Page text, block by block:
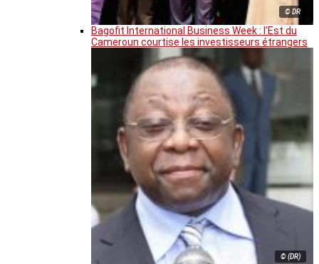
© DR
Bagofit International Business Week : l’Est du
Cameroun courtise les investisseurs étrangers
© (DR)